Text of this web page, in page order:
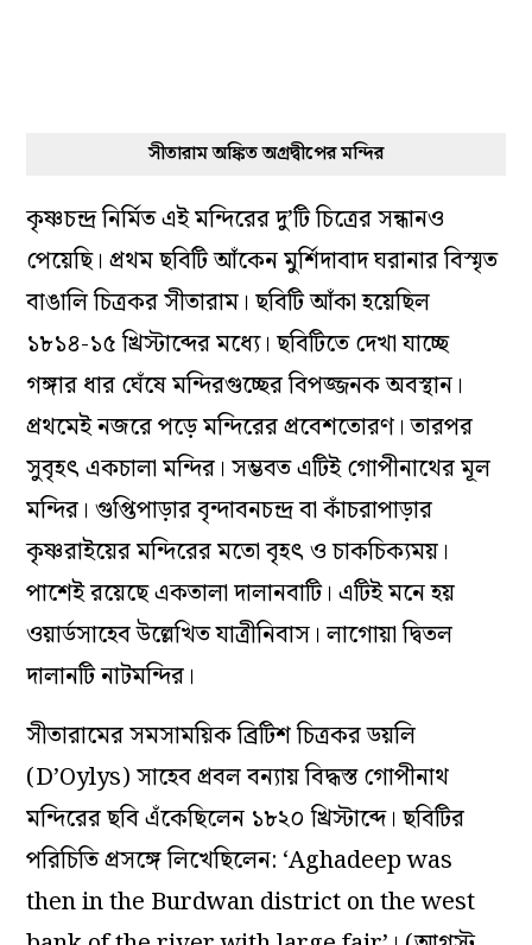
সীতারাম অঙ্কিত অগ্রদ্বীপের মন্দির
কৃষ্ণচন্দ্র নির্মিত এই মন্দিরের দু’টি চিত্রের সন্ধানও
পেয়েছি। প্রথম ছবিটি আঁকেন মুর্শিদাবাদ ঘরানার বিস্মৃত
বাঙালি চিত্রকর সীতারাম। ছবিটি আঁকা হয়েছিল
১৮১৪-১৫ খ্রিস্টাব্দের মধ্যে। ছবিটিতে দেখা যাচ্ছে
গঙ্গার ধার ঘেঁষে মন্দিরগুচ্ছের বিপজ্জনক অবস্থান।
প্রথমেই নজরে পড়ে মন্দিরের প্রবেশতোরণ। তারপর
সুবৃহৎ একচালা মন্দির। সম্ভবত এটিই গোপীনাথের মূল
মন্দির। গুপ্তিপাড়ার বৃন্দাবনচন্দ্র বা কাঁচরাপাড়ার
কৃষ্ণরাইয়ের মন্দিরের মতো বৃহৎ ও চাকচিক্যময়।
পাশেই রয়েছে একতালা দালানবাটি। এটিই মনে হয়
ওয়ার্ডসাহেব উল্লেখিত যাত্রীনিবাস। লাগোয়া দ্বিতল
দালানটি নাটমন্দির।
সীতারামের সমসাময়িক ব্রিটিশ চিত্রকর ডয়লি
(D’Oylys) সাহেব প্রবল বন্যায় বিদ্ধস্ত গোপীনাথ
মন্দিরের ছবি এঁকেছিলেন ১৮২০ খ্রিস্টাব্দে। ছবিটির
পরিচিতি প্রসঙ্গে লিখেছিলেন: ‘Aghadeep was
then in the Burdwan district on the west